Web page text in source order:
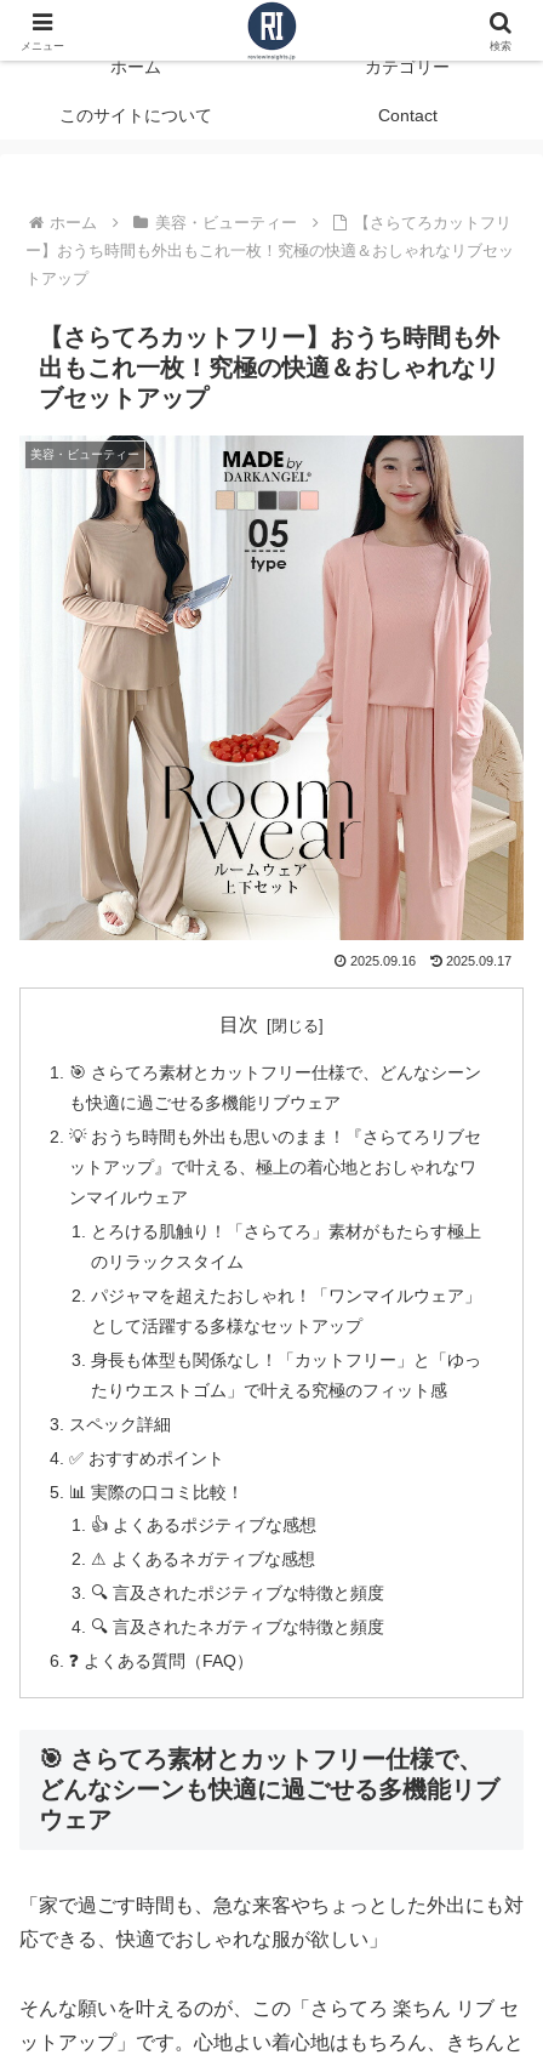
データで見る、本当に役立つ商品レビュー
ホーム カテゴリー
このサイトについて Contact
ホーム 美容・ビューティー
【さらてろカットフリ
ー】おうち時間も外出もこれ一枚！究極の快適＆おしゃれなリブセッ
トアップ
【さらてろカットフリー】おうち時間も外
出もこれ一枚！究極の快適＆おしゃれなリ
ブセットアップ
美容・ビューティー
2025.09.16 2025.09.17
目次
🎯 さらてろ素材とカットフリー仕様で、どんなシーン
も快適に過ごせる多機能リブウェア
💡 おうち時間も外出も思いのまま！『さらてろリブセ
ットアップ』で叶える、極上の着心地とおしゃれなワ
ンマイルウェア
とろける肌触り！「さらてろ」素材がもたらす極上
のリラックスタイム
パジャマを超えたおしゃれ！「ワンマイルウェア」
として活躍する多様なセットアップ
身長も体型も関係なし！「カットフリー」と「ゆっ
たりウエストゴム」で叶える究極のフィット感
スペック詳細
✅ おすすめポイント
📊 実際の口コミ比較！
👍 よくあるポジティブな感想
⚠ よくあるネガティブな感想
🔍 言及されたポジティブな特徴と頻度
🔍 言及されたネガティブな特徴と頻度
❓ よくある質問（FAQ）
🎯 さらてろ素材とカットフリー仕様で、
どんなシーンも快適に過ごせる多機能リブ
ウェア
「家で過ごす時間も、急な来客やちょっとした外出にも対
応できる、快適でおしゃれな服が欲しい」
そんな願いを叶えるのが、この「さらてろ 楽ちん リブ セ
ットアップ」です。心地よい着心地はもちろん、きちんと
メニュー 検索